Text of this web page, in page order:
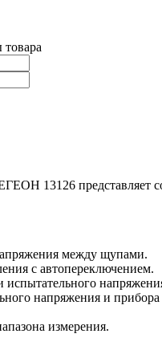
13126 представляет
между щупами.
с автопереключением.
испытательного
напряжения и прибора
измерения.